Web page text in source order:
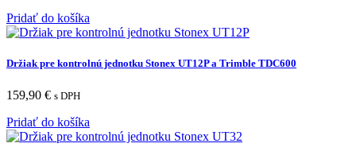
Pridať do košíka
Držiak pre kontrolnú jednotku Stonex UT12P a Trimble TDC600
159,90 € s DPH
Pridať do košíka